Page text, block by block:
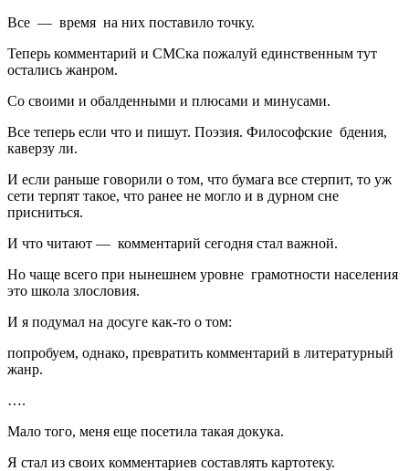
Все — время на них поставило точку.
Теперь комментарий и СМСка пожалуй единственным тут
остались жанром.
Со своими и обалденными и плюсами и минусами.
Все теперь если что и пишут. Поэзия. Философские бдения,
каверзу ли.
И если раньше говорили о том, что бумага все стерпит, то уж
сети терпят такое, что ранее не могло и в дурном сне
присниться.
И что читают — комментарий сегодня стал важной.
Но чаще всего при нынешнем уровне грамотности населения
это школа злословия.
И я подумал на досуге как-то о том:
попробуем, однако, превратить комментарий в литературный
жанр.
….
Мало того, меня еще посетила такая докука.
Я стал из своих комментариев составлять картотеку.